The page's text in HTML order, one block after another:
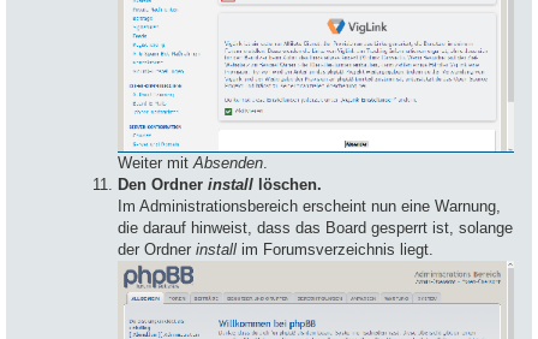
Weiter mit Absenden
Den Ordner install löschen.
Im Administrationsbereich erscheint nun eine Warnung,
die darauf hinweist, dass das Board gesperrt ist, solange
der Ordner install im Forumsverzeichnis liegt.